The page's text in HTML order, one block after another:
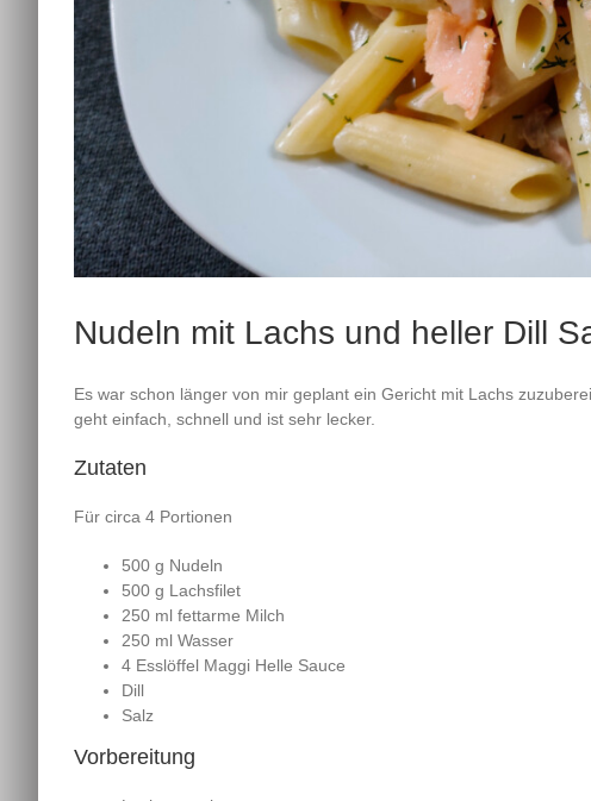
Nudeln mit Lachs und heller Dill
Es war schon länger von mir geplant ein Gericht mit Lachs
geht einfach, schnell und ist sehr lecker.
Zutaten
Für circa 4 Portionen
500 g Nudeln
500 g Lachsfilet
250 ml fettarme Milch
250 ml Wasser
4 Esslöffel Maggi Helle Sauce
Dill
Salz
Vorbereitung